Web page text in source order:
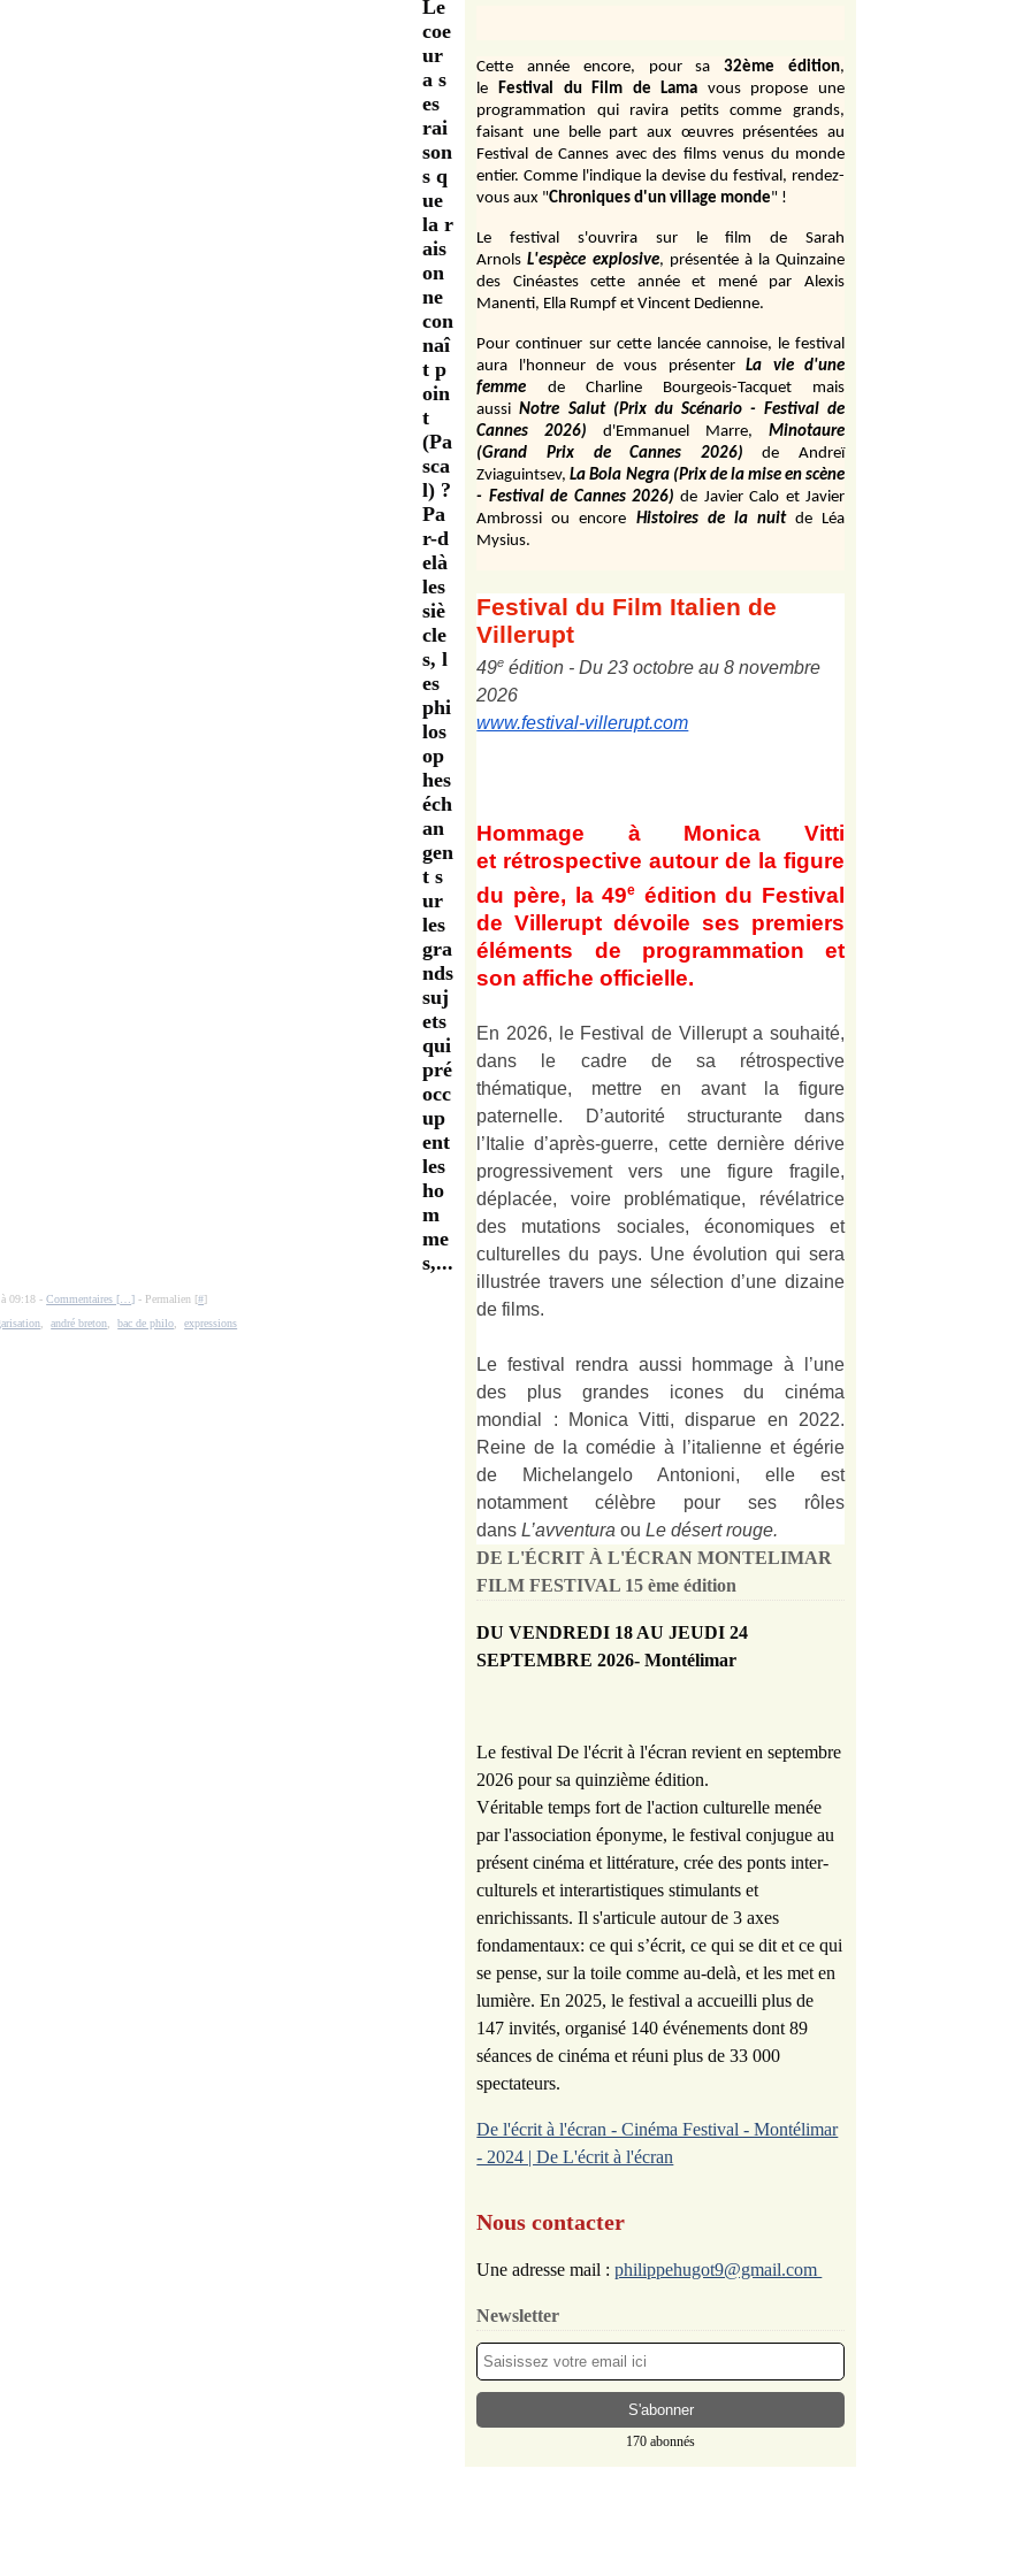
Le
coe
ur
a s
es
rai
son
s q
ue
la r
ais
on
ne
con
naî
t p
oin
t
(Pa
sca
l) ?
Pa
r-d
elà
les
siè
cle
s, l
es
phi
los
op
hes
éch
an
gen
t s
ur
les
gra
nds
suj
ets
qui
pré
occ
up
ent
les
ho
m
me
s,...
à 09:18 -Commentaires [ …] - Permalien [#]
,andré breton ,bac de philo ,expressions
Cette année encore, pour sa 32ème édition,
le Festival du Film de Lama vous propose une
programmation qui ravira petits comme grands,
faisant une belle part aux œuvres présentées au
Festival de Cannes avec des films venus du monde
entier. Comme l'indique la devise du festival, rendez-
vous aux "Chroniques d'un village monde" !
Le festival s'ouvrira sur le film de Sarah
Arnols L'espèce explosive, présentée à la Quinzaine
des Cinéastes cette année et mené par Alexis
Manenti, Ella Rumpf et Vincent Dedienne.
Pour continuer sur cette lancée cannoise, le festival
aura l'honneur de vous présenter
La vie d'une
femme
de Charline Bourgeois-Tacquet
mais
aussi Notre Salut (Prix du Scénario - Festival de
Cannes 2026)
d'Emmanuel Marre,
Minotaure
(Grand Prix de Cannes 2026)
de Andreï
Zviaguintsev,La Bola Negra (Prix de la mise en scène
- Festival de Cannes 2026) de Javier Calo et Javier
Ambrossi ou encore Histoires de la nuit de Léa
Mysius.
Festival du Film Italien de
Villerupt
49e édition - Du 23 octobre au 8 novembre
2026
www.festival-villerupt.com
Hommage à Monica Vitti
et rétrospective autour de la figure
du père, la 49e édition du Festival
de Villerupt dévoile ses premiers
éléments de programmation et
son affiche officielle.
En 2026, le Festival de Villerupt a souhaité,
dans le cadre de sa rétrospective
thématique, mettre en avant la figure
paternelle. D’autorité structurante dans
l’Italie d’après-guerre, cette dernière dérive
progressivement vers une figure fragile,
déplacée, voire problématique, révélatrice
des mutations sociales, économiques et
culturelles du pays. Une évolution qui sera
illustrée travers une sélection d’une dizaine
de films.
Le festival rendra aussi hommage à l’une
des plus grandes icones du cinéma
mondial : Monica Vitti, disparue en 2022.
Reine de la comédie à l’italienne et égérie
de Michelangelo Antonioni, elle est
notamment célèbre pour ses rôles
dans L’avventura ou Le désert rouge.
DE L'ÉCRIT À L'ÉCRAN MONTELIMAR
FILM FESTIVAL 15 ème édition
DU VENDREDI 18 AU JEUDI 24
SEPTEMBRE 2026- Montélimar
Le festival De l'écrit à l'écran revient en septembre
2026 pour sa quinzième édition.
Véritable temps fort de l'action culturelle menée
par l'association éponyme, le festival conjugue au
présent cinéma et littérature, crée des ponts inter-
culturels et interartistiques stimulants et
enrichissants. Il s'articule autour de 3 axes
fondamentaux: ce qui s’écrit, ce qui se dit et ce qui
se pense, sur la toile comme au-delà, et les met en
lumière. En 2025, le festival a accueilli plus de
147 invités, organisé 140 événements dont 89
séances de cinéma et réuni plus de 33 000
spectateurs.
De l'écrit à l'écran - Cinéma Festival - Montélimar
- 2024 | De L'écrit à l'écran
Nous contacter
Une adresse mail :philippehugot9@gmail.com
Newsletter
170 abonnés